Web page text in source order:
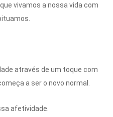
vivamos a nossa vida com
através de um toque com
a ser o novo normal.
afetividade.